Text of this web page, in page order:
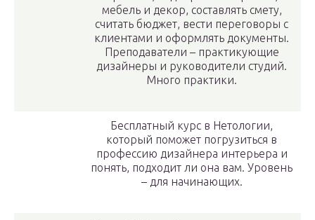
мебель и декор, составлять смету,
считать бюджет, вести переговоры с
клиентами и оформлять документы.
Преподаватели – практикующие
дизайнеры и руководители студий.
Много практики.
Бесплатный курс в Нетологии,
который поможет погрузиться в
профессию дизайнера интерьера и
понять, подходит ли она вам. Уровень
– для начинающих.